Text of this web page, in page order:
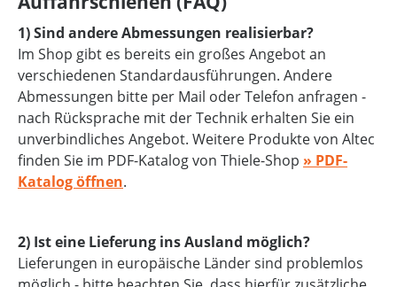
1) Sind andere Abmessungen realisierbar?
Im Shop gibt es bereits ein großes Angebot an
verschiedenen Standardausführungen. Andere
Abmessungen bitte per Mail oder Telefon anfragen -
nach Rücksprache mit der Technik erhalten Sie ein
unverbindliches Angebot. Weitere Produkte von Altec
finden Sie im PDF-Katalog von Thiele-Shop » PDF-
Katalog öffnen.
2) Ist eine Lieferung ins Ausland möglich?
Lieferungen in europäische Länder sind problemlos